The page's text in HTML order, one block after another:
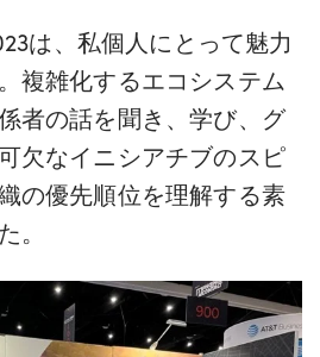
は、私個人にとって魅力
複雑化するエコシステム
者の話を聞き、学び、グ
欠なイニシアチブのスピ
の優先順位を理解する素
。